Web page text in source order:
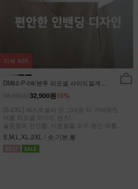
DM62-P-08/븐투 리오셀 사이드절개팬
15%
32,900원
[S-2XL] 베스트셀러 핏 그대로 더 가벼워진
여름 리오셀 와이드 팬츠!
슬림함과 편안함, 시원함을 모두 챙긴 여름
완전정복 팬츠
S,M,L,XL,2XL / 숏,기본,롱
리뷰 605